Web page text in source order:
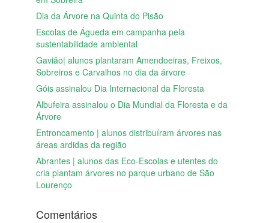
Dia da Árvore na Quinta do Pisão
Escolas de Águeda em campanha pela
sustentabilidade ambiental
Gavião| alunos plantaram Amendoeiras, Freixos,
Sobreiros e Carvalhos no dia da árvore
Góis assinalou Dia Internacional da Floresta
Albufeira assinalou o Dia Mundial da Floresta e da
Árvore
Entroncamento | alunos distribuíram árvores nas
áreas ardidas da região
Abrantes | alunos das Eco-Escolas e utentes do
cria plantam árvores no parque urbano de São
Lourenço
Comentários